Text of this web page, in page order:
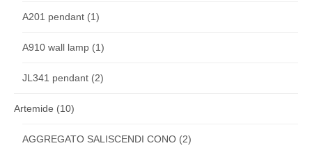
A201 pendant (1)
A910 wall lamp (1)
JL341 pendant (2)
Artemide (10)
AGGREGATO SALISCENDI CONO (2)